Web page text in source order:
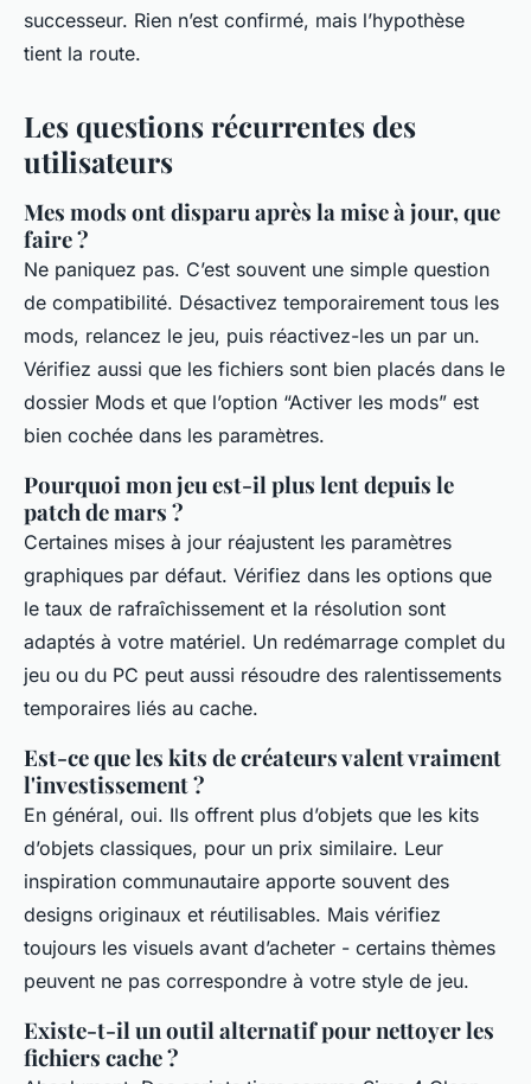
successeur. Rien n’est confirmé, mais l’hypothèse
tient la route.
Les questions récurrentes des
utilisateurs
Mes mods ont disparu après la mise à jour, que
faire ?
Ne paniquez pas. C’est souvent une simple question
de compatibilité. Désactivez temporairement tous les
mods, relancez le jeu, puis réactivez-les un par un.
Vérifiez aussi que les fichiers sont bien placés dans le
dossier Mods et que l’option “Activer les mods” est
bien cochée dans les paramètres.
Pourquoi mon jeu est-il plus lent depuis le
patch de mars ?
Certaines mises à jour réajustent les paramètres
graphiques par défaut. Vérifiez dans les options que
le taux de rafraîchissement et la résolution sont
adaptés à votre matériel. Un redémarrage complet du
jeu ou du PC peut aussi résoudre des ralentissements
temporaires liés au cache.
Est-ce que les kits de créateurs valent vraiment
l'investissement ?
En général, oui. Ils offrent plus d’objets que les kits
d’objets classiques, pour un prix similaire. Leur
inspiration communautaire apporte souvent des
designs originaux et réutilisables. Mais vérifiez
toujours les visuels avant d’acheter - certains thèmes
peuvent ne pas correspondre à votre style de jeu.
Existe-t-il un outil alternatif pour nettoyer les
fichiers cache ?